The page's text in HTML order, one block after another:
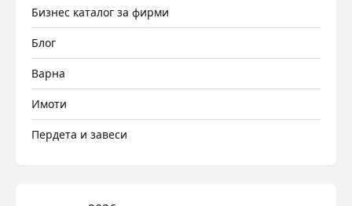
Бизнес каталог за фирми
Блог
Варна
Имоти
Пердета и завеси